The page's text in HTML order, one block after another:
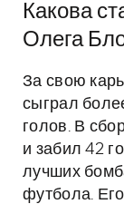
Какова
Олега
За свою
сыграл
голов. В
и забил 42
лучших
футбола.